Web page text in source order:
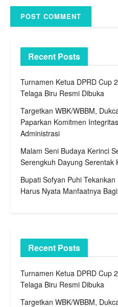
Recent Posts
Turnamen Ketua DPRD Cup
Telaga Biru Resmi Dibuka
Targetkan WBK/WBBM,
Paparkan Komitmen
Administrasi
Malam Seni Budaya Kerinci
Serengkuh Dayung Serentak
Bupati Sofyan Puhi
Harus Nyata Manfaatnya
Recent Posts
Turnamen Ketua DPRD Cup
Telaga Biru Resmi Dibuka
Targetkan WBK/WBBM,